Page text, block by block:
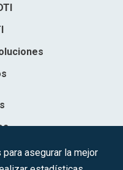
asegurar la mejor